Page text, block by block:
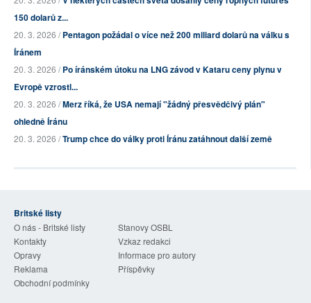
150 dolarů z...
20. 3. 2026 /Pentagon požádal o více než 200 miliard dolarů na válku s
Íránem
20. 3. 2026 /Po íránském útoku na LNG závod v Kataru ceny plynu v
Evropě vzrostl...
20. 3. 2026 /Merz říká, že USA nemají "žádný přesvědčivý plán"
ohledně Íránu
20. 3. 2026 /Trump chce do války proti Íránu zatáhnout další země
Britské listy
O nás - Britské listy
Stanovy OSBL
Kontakty
Vzkaz redakci
Opravy
Informace pro autory
Reklama
Příspěvky
Obchodní podmínky